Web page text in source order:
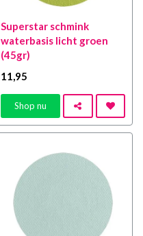
Superstar schmink
waterbasis licht groen
(45gr)
11,95
Shop nu